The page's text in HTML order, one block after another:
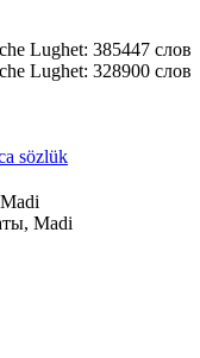
Lughet: 385447 слов
Lughet: 328900 слов
sözlük
Madi